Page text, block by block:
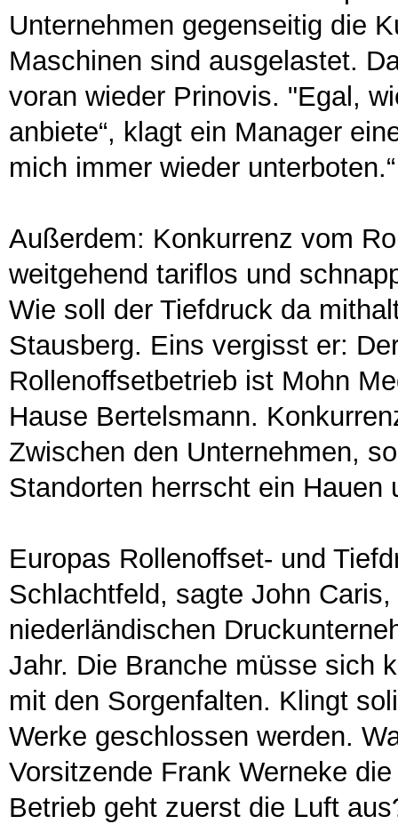
Unternehmen gegenseitig die
Maschinen sind ausgelastet.
voran wieder Prinovis. "Egal,
anbiete“, klagt ein Manager
mich immer wieder unterboten.“
Außerdem: Konkurrenz vom
weitgehend tariflos und
Wie soll der Tiefdruck da
Stausberg. Eins vergisst er:
Rollenoffsetbetrieb ist Mohn
Hause Bertelsmann.
Zwischen den Unternehmen,
Standorten herrscht ein Hauen
Europas Rollenoffset- und
Schlachtfeld, sagte John
niederländischen
Jahr. Die Branche müsse sich
mit den Sorgenfalten. Klingt
Werke geschlossen werden.
Vorsitzende Frank Werneke
Betrieb geht zuerst die Luft